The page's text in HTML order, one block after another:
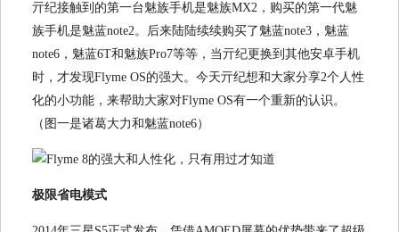
亓纪接触到的第一台魅族手机是魅族MX2，购买的第一代魅
族手机是魅蓝note2。后来陆陆续续购买了魅蓝note3，魅蓝
note6，魅蓝6T和魅族Pro7等等，当亓纪更换到其他安卓手机
时，才发现Flyme OS的强大。今天亓纪想和大家分享2个人性
化的小功能，来帮助大家对Flyme OS有一个重新的认识。
（图一是诸葛大力和魅蓝note6）
极限省电模式